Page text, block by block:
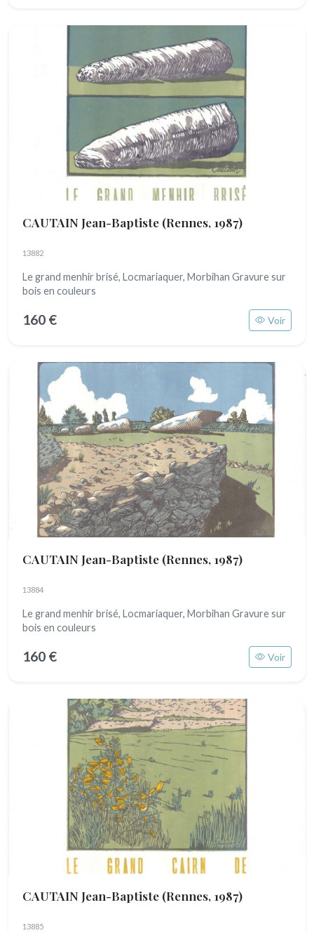
CAUTAIN Jean-Baptiste (Rennes, 1987)
13882
Le grand menhir brisé, Locmariaquer, Morbihan Gravure sur
bois en couleurs
160 € Voir
CAUTAIN Jean-Baptiste (Rennes, 1987)
13884
Le grand menhir brisé, Locmariaquer, Morbihan Gravure sur
bois en couleurs
160 € Voir
CAUTAIN Jean-Baptiste (Rennes, 1987)
13885